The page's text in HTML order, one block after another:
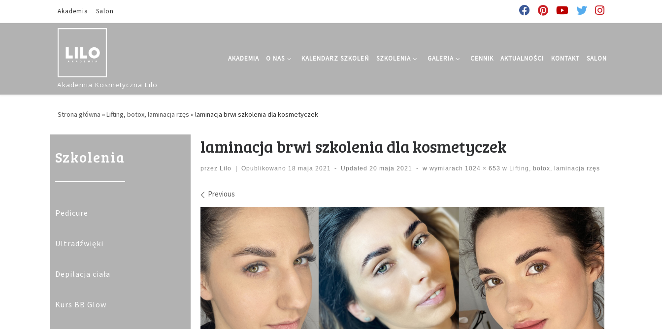
Skip to contentAkademia Salon
Akademia Kosmetyczna Lilo
AKADEMIA O NAS KALENDARZ SZKOLEŃ SZKOLENIA GALERIA CENNIK AKTUALNOŚCI KONTAKT SALON
Strona główna »Lifting, botox, laminacja rzęs »laminacja brwi szkolenia dla kosmetyczek
laminacja brwi szkolenia dla kosmetyczek
przez Lilo Opublikowano 18 maja 2021 - Updated20 maja 2021 - w wymiarach 1024 × 653 w Lifting, botox, laminacja rzęs
Images navigation
Previous
Szkolenia
Pedicure
Ultradźwięki
Depilacja ciała
Kurs BB Glow